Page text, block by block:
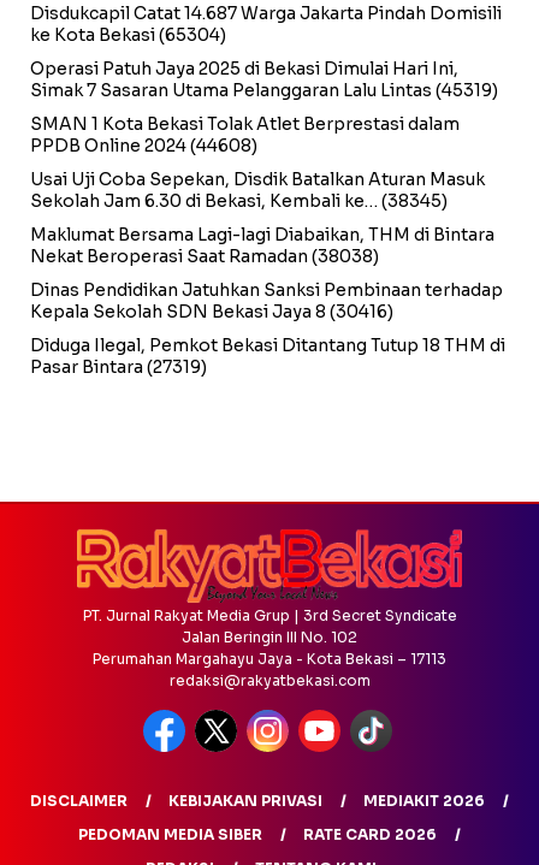
Disdukcapil Catat 14.687 Warga Jakarta Pindah Domisili
ke Kota Bekasi(65304)
Operasi Patuh Jaya 2025 di Bekasi Dimulai Hari Ini,
Simak 7 Sasaran Utama Pelanggaran Lalu Lintas (45319)
SMAN 1 Kota Bekasi Tolak Atlet Berprestasi dalam
PPDB Online 2024(44608)
Usai Uji Coba Sepekan, Disdik Batalkan Aturan Masuk
Sekolah Jam 6.30 di Bekasi, Kembali ke… (38345)
Maklumat Bersama Lagi-lagi Diabaikan, THM di Bintara
Nekat Beroperasi Saat Ramadan (38038)
Dinas Pendidikan Jatuhkan Sanksi Pembinaan terhadap
Kepala Sekolah SDN Bekasi Jaya 8 (30416)
Diduga Ilegal, Pemkot Bekasi Ditantang Tutup 18 THM di
Pasar Bintara (27319)
PT. Jurnal Rakyat Media Grup | 3rd Secret Syndicate
Jalan Beringin III No. 102
Perumahan Margahayu Jaya - Kota Bekasi – 17113
redaksi@rakyatbekasi.com
DISCLAIMER KEBIJAKAN PRIVASI
MEDIAKIT 2026
PEDOMAN MEDIA SIBER
RATE CARD 2026